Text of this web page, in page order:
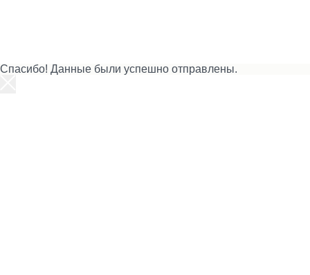
Спасибо! Данные были успешно отправлены.